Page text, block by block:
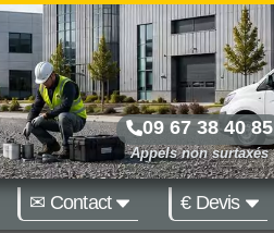
09 67 38 40 85
✉ Contact € Devis